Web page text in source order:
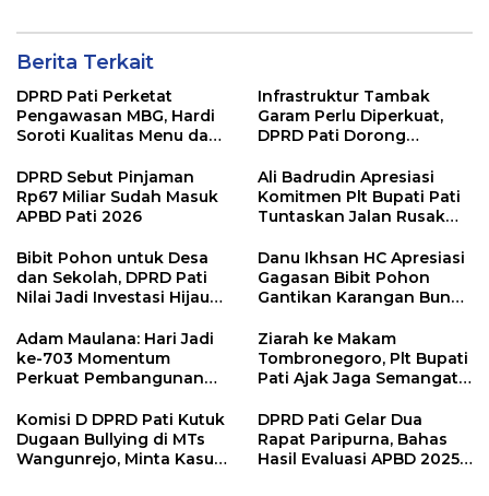
Berita Terkait
DPRD Pati Perketat
Pengawasan MBG, Hardi
Soroti Kualitas Menu dan
Infrastruktur Tambak
Garam Perlu Diperkuat,
DPRD Pati Dorong
Dukungan Lebih Serius
DPRD Sebut Pinjaman
Rp67 Miliar Sudah Masuk
APBD Pati 2026
Ali Badrudin Apresiasi
Komitmen Plt Bupati Pati
Tuntaskan Jalan Rusak
Bibit Pohon untuk Desa
dan Sekolah, DPRD Pati
Nilai Jadi Investasi Hijau
Danu Ikhsan HC Apresiasi
Gagasan Bibit Pohon
Gantikan Karangan Bunga
Adam Maulana: Hari Jadi
ke-703 Momentum
Perkuat Pembangunan
Masyarakat Pati
Ziarah ke Makam
Tombronegoro, Plt Bupati
Pati Ajak Jaga Semangat
Pelayanan Publik
Berkualitas
Komisi D DPRD Pati Kutuk
Dugaan Bullying di MTs
Wangunrejo, Minta Kasus
DPRD Pati Gelar Dua
Rapat Paripurna, Bahas
Hasil Evaluasi APBD 2025